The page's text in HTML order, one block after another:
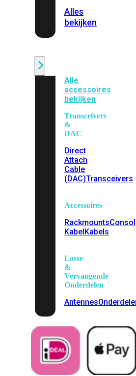
Alles
bekijken
Alle
accessoires
bekijken
Transceivers
&
DAC
Direct
Attach
Cable
(DAC)Transceivers
Accessoires
Rackmounts
KabelKabels
Losse
&
Vervangende
Onderdelen
Antennes